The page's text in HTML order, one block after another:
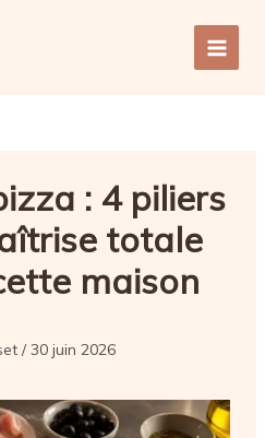
Main
: 4 piliers
totale
maison
/30 juin 2026